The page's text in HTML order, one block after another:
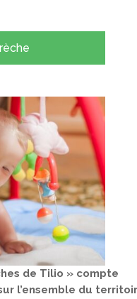
de Tilio » compte
l’ensemble du